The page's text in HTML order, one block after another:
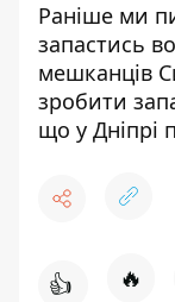
Раніше ми
запастись
мешканців
зробити
що у Дніпрі
👍 🔥